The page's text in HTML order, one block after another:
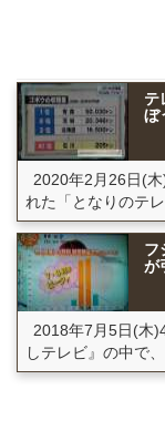
テ
ぼ
2020年2月26日(
れた「となりのテ
フ
が
2018年7月5日(木
しテレビ』の中で